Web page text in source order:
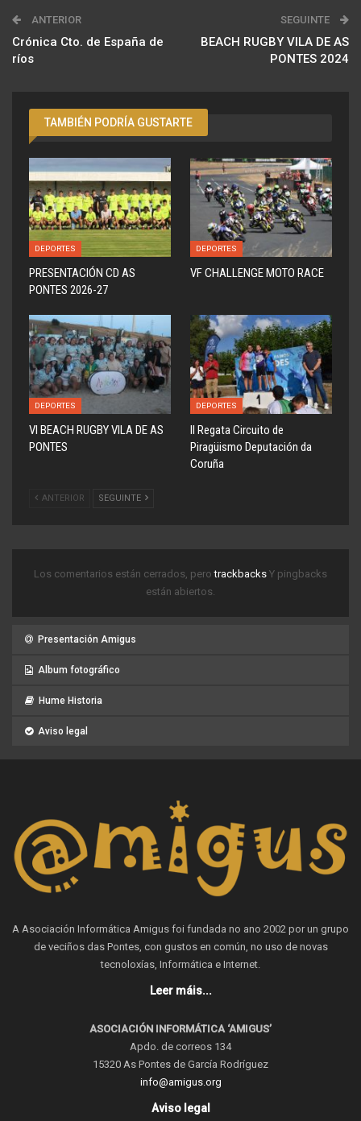
ANTERIOR
Crónica Cto. de España de
ríos
SEGUINTE
BEACH RUGBY VILA DE AS
PONTES 2024
TAMBIÉN PODRÍA GUSTARTE
DEPORTES
PRESENTACIÓN CD AS
PONTES 2026-27
DEPORTES
VF CHALLENGE MOTO RACE
DEPORTES
VI BEACH RUGBY VILA DE AS
PONTES
DEPORTES
ll Regata Circuito de
Piragüismo Deputación da
Coruña
ANTERIOR SEGUINTE
Los comentarios están cerrados, perotrackbacks Y pingbacks
están abiertos.
Presentación Amigus
Album fotográfico
Hume Historia
Aviso legal
A Asociación Informática Amigus foi fundada no ano 2002 por un grupo
de veciños das Pontes, con gustos en común, no uso de novas
tecnoloxías, Informática e Internet.
Leer máis...
ASOCIACIÓN INFORMÁTICA ‘AMIGUS’
Apdo. de correos 134
15320 As Pontes de García Rodríguez
info@amigus.org
Aviso legal